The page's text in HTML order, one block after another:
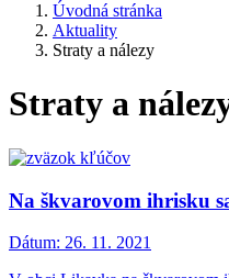
Úvodná stránka
Aktuality
Straty a nálezy
Straty a
Na škvarovom ihrisku
Dátum: 26. 11. 2021